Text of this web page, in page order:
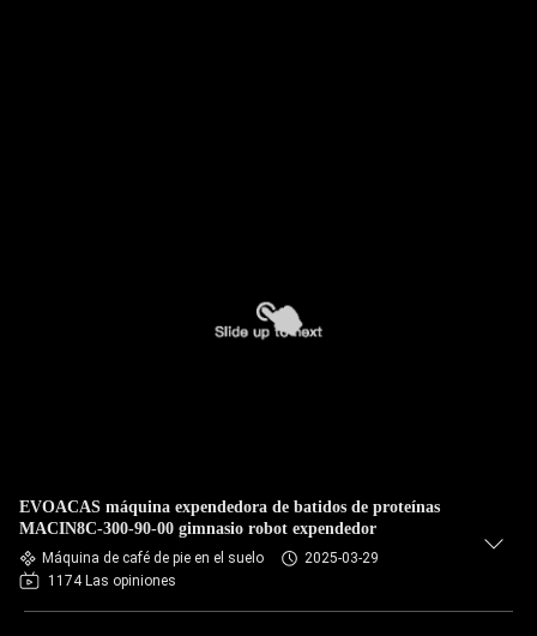
EVOACAS máquina expendedora de batidos de proteínas
MACIN8C-300-90-00 gimnasio robot expendedor
Máquina de café de pie en el suelo
2025-03-29
1174 Las opiniones